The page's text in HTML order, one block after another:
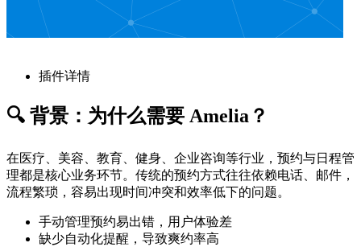
插件详情
🔍 背景：为什么需要 Amelia？
在医疗、美容、教育、健身、企业咨询等行业，预约与日程管
理都是核心业务环节。传统的预约方式往往依赖电话、邮件，
流程繁琐，容易出现时间冲突和效率低下的问题。
手动管理预约易出错，用户体验差
缺少自动化提醒，导致爽约率高